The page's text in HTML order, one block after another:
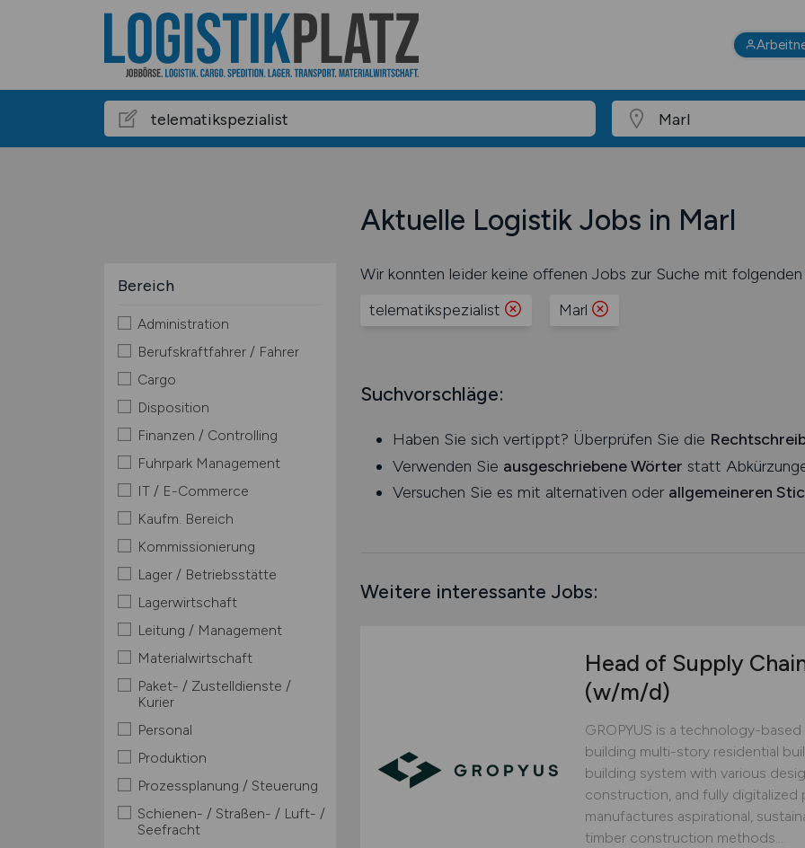
Aktuelle Logistik Jobs in Marl
Bereich
Administration
Berufskraftfahrer / Fahrer
Cargo
Disposition
Finanzen / Controlling
Fuhrpark Management
IT / E-Commerce
Kaufm. Bereich
Kommissionierung
Lager / Betriebsstätte
Lagerwirtschaft
Leitung / Management
Materialwirtschaft
Paket- / Zustelldienste /
Kurier
Personal
Produktion
Prozessplanung / Steuerung
Schienen- / Straßen- / Luft- /
Seefracht
Wir konnten leider keine offenen Jobs zur Suche mit
telematikspezialist
Marl
Suchvorschläge:
Haben Sie sich vertippt? Überprüfen Sie die
Verwenden Sie ausgeschriebene Wörter statt
Versuchen Sie es mit alternativen oder allgemeineren
Weitere interessante Jobs:
Head of Supply
(w/m/d)
GROPYUS is a technology-
building multi-story residential
building system with various
construction, and fully digitalized
manufactures aspirational,
timber construction methods....